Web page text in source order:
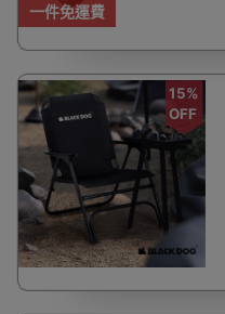
一件免運費
15%
OFF